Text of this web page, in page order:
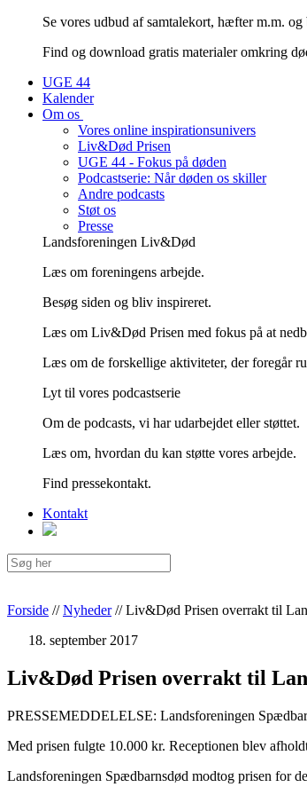
Se vores udbud af samtalekort, hæfter m.m.
Find og download gratis materialer omkring
UGE 44
Kalender
Om os
Vores online inspirationsunivers
Liv&Død Prisen
UGE 44 - Fokus på døden
Podcastserie: Når døden os skiller
Andre podcasts
Støt os
Presse
Landsforeningen Liv&Død
Læs om foreningens arbejde.
Besøg siden og bliv inspireret.
Læs om Liv&Død Prisen med fokus på at
Læs om de forskellige aktiviteter, der foregår
Lyt til vores podcastserie
Om de podcasts, vi har udarbejdet eller støttet.
Læs om, hvordan du kan støtte vores arbejde.
Find pressekontakt.
Kontakt
Forside //Nyheder//Liv&Død Prisen overrakt til
18. september 2017
Liv&Død Prisen overrakt til
PRESSEMEDDELELSE: Landsforeningen
Med prisen fulgte 10.000 kr. Receptionen blev
Landsforeningen Spædbarnsdød modtog prisen for